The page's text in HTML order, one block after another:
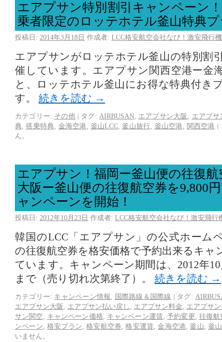
エアプサン特別割引キャンペーン
乗者限定のロッテホテル釜山特典
投稿日: 2014年3月18日 作成者: LCC格安航空会社なび！激安飛行
エアプサンがロッテホテル釜山の特別割
催しています。エアプサン関西空港ー金
と、ロッテホテル釜山にお得な特典付き
す。 続きを読む →
カテゴリー: その他 | タグ: AIRBUSAN, エアプサン大阪
エアプサ
典 ,搭乗特典 金海空港 釜山LCC ,釜山旅行 釜山空港 関西空港 |
ん。
エアプサン！福岡ー釜山便の往復航
大阪ー釜山便の往復航空券を9,800
ャンペーンを開始！
投稿日: 2012年10月23日 作成者: LCC格安航空会社なび！激安飛行
韓国のLCC「エアプサン」の公式ホーム
の往復航空券を格安価格で予約出来るキャ
ています。キャンペーン期間は、2012年
まで（売り切れ次第終了）。 続きを読む →
カテゴリー: キャンペーン情報 国際路線＆国際線 | タグ:
エアプサン大阪
エアプサン払い戻し エアプサン料金
エアプサ
サン関空
キャンペーン価格 キャンペーン運賃 ,予約変更 往復航
ンペーン 格安プラン ,格安航空券 ,格安運賃 ,金海空港 ,釜山 釜
いません。